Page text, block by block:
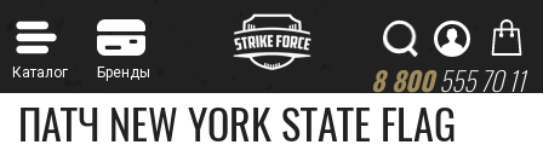
8 800555 70 11
ПАТЧ NEW YORK STATE FLAG